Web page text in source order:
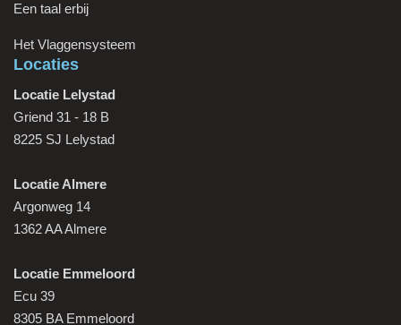
Een taal erbij
Het Vlaggensysteem
Locaties
Locatie Lelystad
Griend 31 - 18 B
8225 SJ Lelystad
Locatie Almere
Argonweg 14
1362 AA Almere
Locatie Emmeloord
Ecu 39
8305 BA Emmeloord